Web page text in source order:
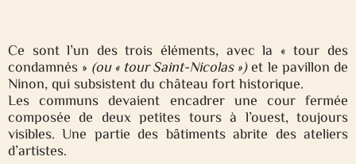
Ce sont l’un des trois éléments, avec la « tour des
condamnés » (ou « tour Saint-Nicolas »)et le pavillon de
Ninon, qui subsistent du château fort historique.
Les communs devaient encadrer une cour fermée
composée de deux petites tours à l’ouest, toujours
visibles. Une partie des bâtiments abrite des ateliers
d’artistes.